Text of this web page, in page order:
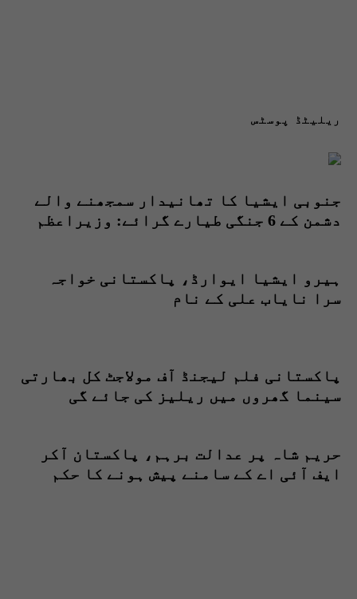
ریلیٹڈ پوسٹس
جنوبی ایشیا کا تھانیدار سمجھنے والے
دشمن کے 6 جنگی طیارے گرائے: وزیراعظم
ہیرو ایشیا ایوارڈ، پاکستانی خواجہ
سرا نایاب علی کے نام
پاکستانی فلم لیجنڈ آف مولاجٹ کل بھارتی
سینما گھروں میں ریلیز کی جائے گی
حریم شاہ پر عدالت برہم، پاکستان آکر
ایف آئی اے کے سامنے پیش ہونے کا حکم